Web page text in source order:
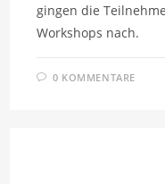
gingen die
Workshops nach.
0 KOMMENTARE